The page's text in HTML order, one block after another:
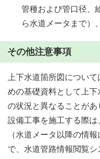
管種および管口径、
ら水道メータまで）
その他注意事項
上下水道箇所図につい
めの基礎資料として上
の状況と異なることが
設備工事を施工する際は
（水道メータ以降の情
で、水道管路情報閲覧シ